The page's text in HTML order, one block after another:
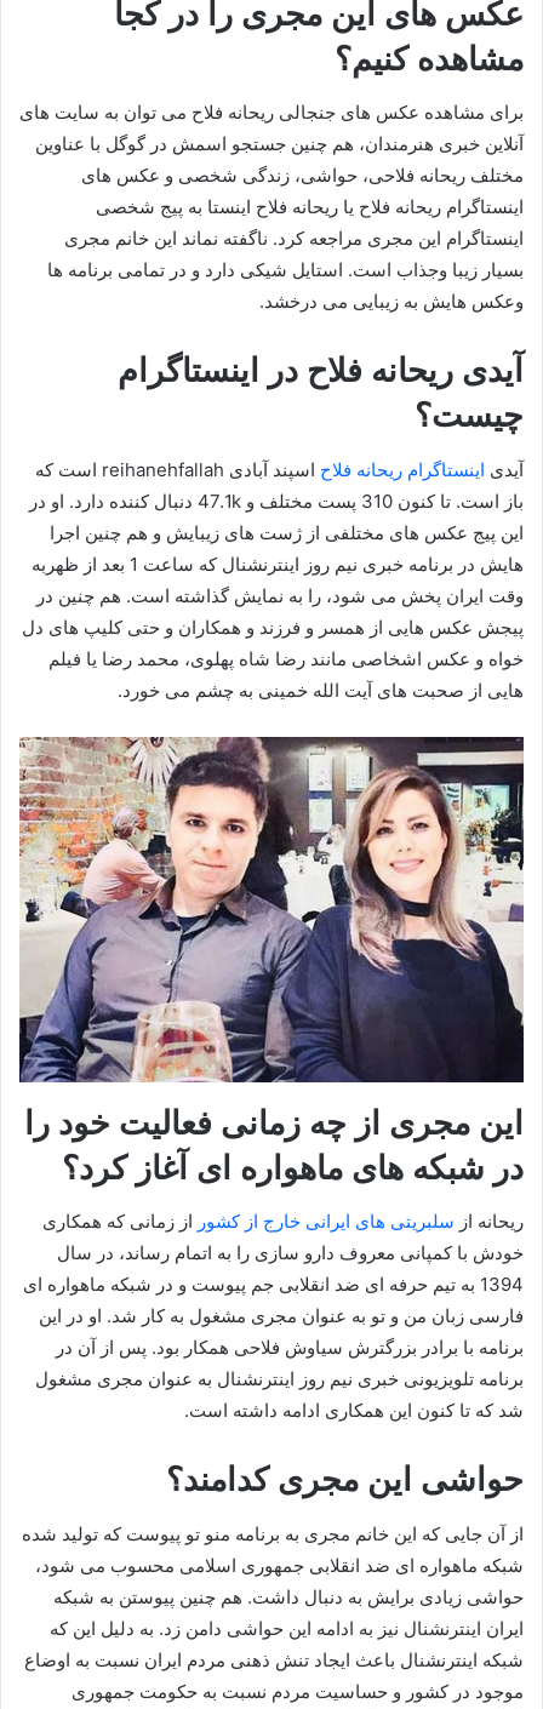
عکس های این مجری را در کجا
مشاهده کنیم؟
برای مشاهده عکس های جنجالی ریحانه فلاح می توان به سایت های
آنلاین خبری هنرمندان، هم چنین جستجو اسمش در گوگل با عناوین
مختلف ریحانه فلاحی، حواشی، زندگی شخصی و عکس های
اینستاگرام ریحانه فلاح یا ریحانه فلاح اینستا به پیج شخصی
اینستاگرام این مجری مراجعه کرد. ناگفته نماند این خانم مجری
بسیار زیبا وجذاب است. استایل شیکی دارد و در تمامی برنامه ها
وعکس هایش به زیبایی می درخشد.
آیدی ریحانه فلاح در اینستاگرام
چیست؟
آیدی اینستاگرام ریحانه فلاح
اسپند آبادی reihanehfallah است که
باز است. تا کنون 310 پست مختلف و 47.1k دنبال کننده دارد. او در
این پیج عکس های مختلفی از ژست های زیبایش و هم چنین اجرا
هایش در برنامه خبری نیم روز اینترنشنال که ساعت 1 بعد از ظهربه
وقت ایران پخش می شود، را به نمایش گذاشته است. هم چنین در
پیجش عکس هایی از همسر و فرزند و همکاران و حتی کلیپ های دل
خواه و عکس اشخاصی مانند رضا شاه پهلوی، محمد رضا یا فیلم
هایی از صحبت های آیت الله خمینی به چشم می خورد.
این مجری از چه زمانی فعالیت خود را
در شبکه های ماهواره ای آغاز کرد؟
ریحانه از سلبریتی های ایرانی خارج از کشور از زمانی که همکاری
خودش با کمپانی معروف دارو سازی را به اتمام رساند، در سال
1394 به تیم حرفه ای ضد انقلابی جم پیوست و در شبکه ماهواره ای
فارسی زبان من و تو به عنوان مجری مشغول به کار شد. او در این
برنامه با برادر بزرگترش سیاوش فلاحی همکار بود. پس از آن در
برنامه تلویزیونی خبری نیم روز اینترنشنال به عنوان مجری مشغول
شد که تا کنون این همکاری ادامه داشته است.
حواشی این مجری کدامند؟
از آن جایی که این خانم مجری به برنامه منو تو پیوست که تولید شده
شبکه ماهواره ای ضد انقلابی جمهوری اسلامی محسوب می شود،
حواشی زیادی برایش به دنبال داشت. هم چنین پیوستن به شبکه
ایران اینترنشنال نیز به ادامه این حواشی دامن زد. به دلیل این که
شبکه اینترنشنال باعث ایجاد تنش ذهنی مردم ایران نسبت به اوضاع
موجود در کشور و حساسیت مردم نسبت به حکومت جمهوری